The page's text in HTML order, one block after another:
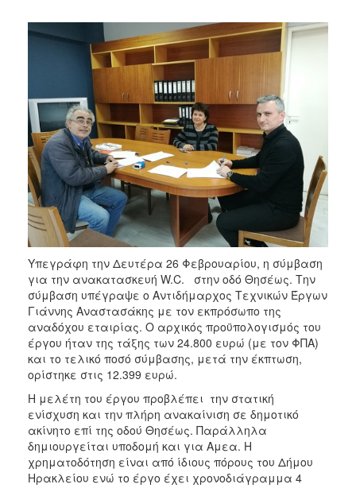
2015
2013
2010
2006
ΤΟΠΟΣ
ΠΟΛΙΤΙΣΜΟΣ
ΑΝΘΕΚΤΙΚΗ
ΠΟΛΗ
Υπεγράφη την Δευτέρα 26 Φεβρουαρίου, η σύμβαση
για την ανακατασκευή W.C. στην οδό Θησέως. Την
σύμβαση υπέγραψε ο Αντιδήμαρχος Τεχνικών Έργων
Γιάννης Αναστασάκης με τον εκπρόσωπο της
αναδόχου εταιρίας. Ο αρχικός προϋπολογισμός του
έργου ήταν της τάξης των 24.800 ευρώ (με τον ΦΠΑ)
και το τελικό ποσό σύμβασης, μετά την έκπτωση,
ορίστηκε στις 12.399 ευρώ.
Η μελέτη του έργου προβλέπει την στατική
ενίσχυση και την πλήρη ανακαίνιση σε δημοτικό
ακίνητο επί της οδού Θησέως. Παράλληλα
δημιουργείται υποδομή και για Αμεα. Η
χρηματοδότηση είναι από ίδιους πόρους του Δήμου
Ηρακλείου ενώ το έργο έχει χρονοδιάγραμμα 4